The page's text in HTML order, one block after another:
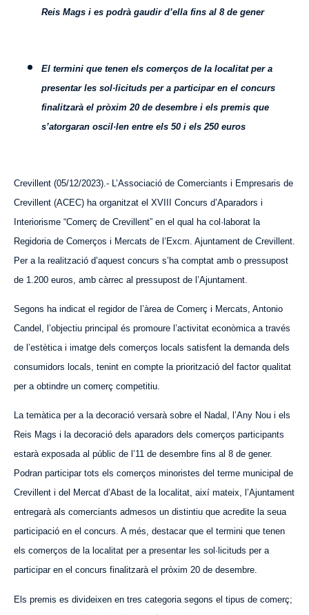
Reis Mags i es podrà gaudir d’ella fins al 8 de gener
El termini que tenen els comerços de la localitat per a
presentar les sol·licituds per a participar en el concurs
finalitzarà el pròxim 20 de desembre i els premis que
s’atorgaran oscil·len entre els 50 i els 250 euros
Crevillent (05/12/2023).- L’Associació de Comerciants i Empresaris de
Crevillent (ACEC) ha organitzat el XVIII Concurs d’Aparadors i
Interiorisme “Comerç de Crevillent” en el qual ha col·laborat la
Regidoria de Comerços i Mercats de l’Excm. Ajuntament de Crevillent.
Per a la realització d’aquest concurs s’ha comptat amb o pressupost
de 1.200 euros, amb càrrec al pressupost de l’Ajuntament.
Segons ha indicat el regidor de l’àrea de Comerç i Mercats, Antonio
Candel, l’objectiu principal és promoure l’activitat econòmica a través
de l’estètica i imatge dels comerços locals satisfent la demanda dels
consumidors locals, tenint en compte la priorització del factor qualitat
per a obtindre un comerç competitiu.
La temàtica per a la decoració versarà sobre el Nadal, l’Any Nou i els
Reis Mags i la decoració dels aparadors dels comerços participants
estarà exposada al públic de l’11 de desembre fins al 8 de gener.
Podran participar tots els comerços minoristes del terme municipal de
Crevillent i del Mercat d’Abast de la localitat, així mateix, l’Ajuntament
entregarà als comerciants admesos un distintiu que acredite la seua
participació en el concurs. A més, destacar que el termini que tenen
els comerços de la localitat per a presentar les sol·licituds per a
participar en el concurs finalitzarà el pròxim 20 de desembre.
Els premis es divideixen en tres categoria segons el tipus de comerç;